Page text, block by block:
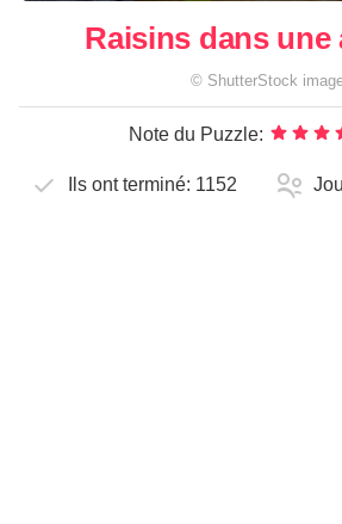
Raisins dans une
© ShutterStock
Note du Puzzle:
Ils ont terminé: 1152